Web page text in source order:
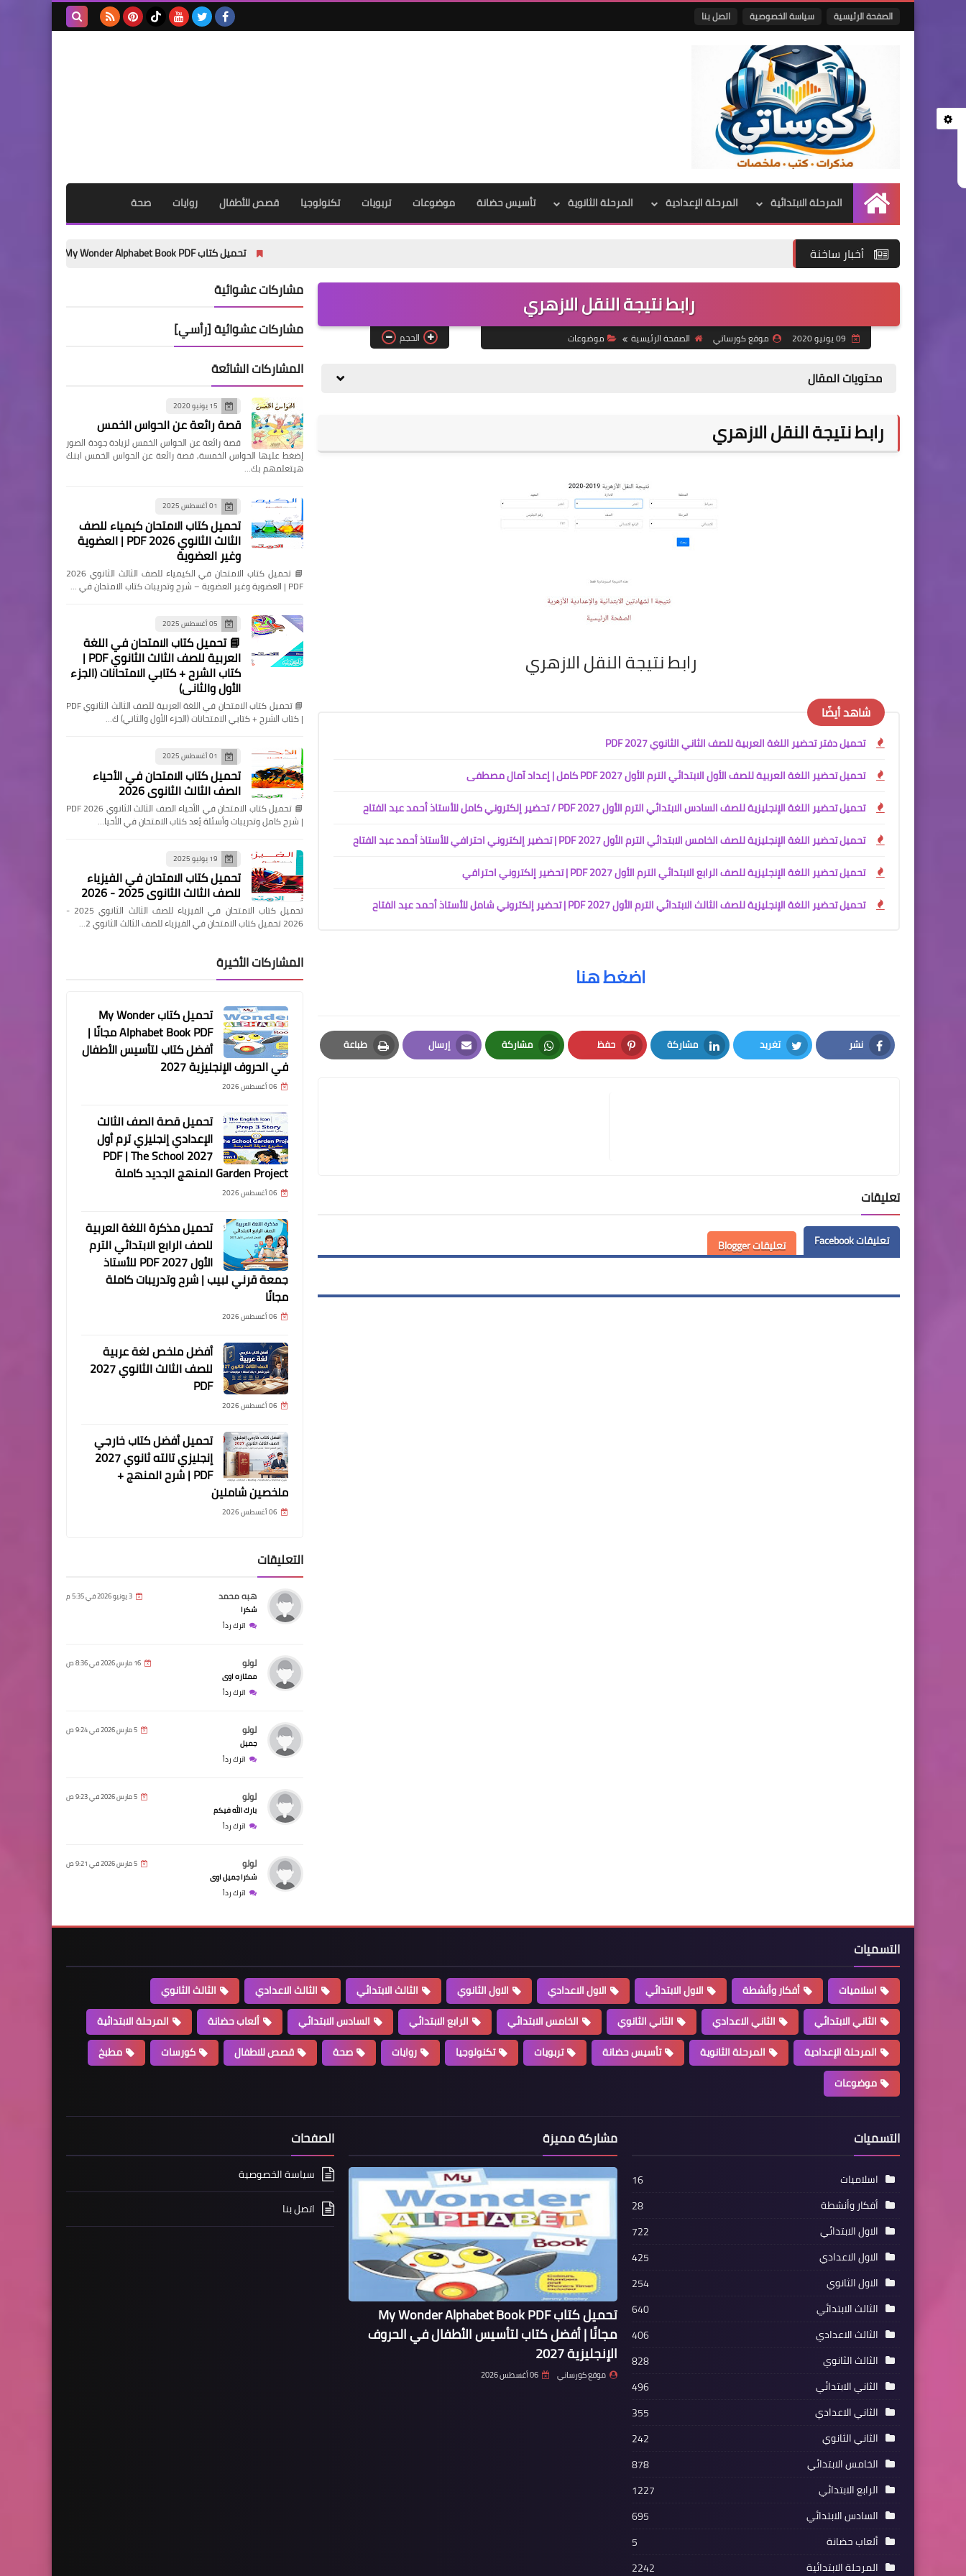
الصفحة الرئيسية سياسة الخصوصية اتصل بنا
الرئيسية
المرحلة الابتدائية المرحلة الإعدادية المرحلة الثانوية تأسيس حضانة موضوعات تربويات تكنولوجيا قصص للأطفال روايات صحة
أخبار ساخنة تحميل كتاب My Wonder Alphabet Book PDF مجانًا | أفضل كتاب لتأسيس الأطفال في الحروف الإنجليزية 2027
رابط نتيجة النقل الازهري
موقع كورساتي الصفحة الرئيسية موضوعات الحجم
محتويات المقال
رابط نتيجة النقل الازهري
رابط نتيجة النقل الازهري
شاهد أيضًا
تحميل دفتر تحضير اللغة العربية للصف الثاني الثانوي PDF 2027
تحميل تحضير اللغة العربية للصف الأول الابتدائي الترم الأول 2027 PDF كامل | إعداد آمال مصطفى
تحميل تحضير اللغة الإنجليزية للصف السادس الابتدائي الترم الأول 2027 PDF / تحضير إلكتروني كامل للأستاذ أحمد عبد الفتاح
تحميل تحضير اللغة الإنجليزية للصف الخامس الابتدائي الترم الأول 2027 PDF | تحضير إلكتروني احترافي للأستاذ أحمد عبد الفتاح
تحميل تحضير اللغة الإنجليزية للصف الرابع الابتدائي الترم الأول 2027 PDF | تحضير إلكتروني احترافي
تحميل تحضير اللغة الإنجليزية للصف الثالث الابتدائي الترم الأول 2027 PDF | تحضير إلكتروني شامل للأستاذ أحمد عبد الفتاح
اضغط هنا
نشر
Facebook
تغريد
Twitter
مشاركة
LinkedIn
حفظ
Pinterest
مشاركة
Whatsapp
إرسال
Email
طباعة
Print
تعليقات
تعليقات Facebook تعليقات Blogger
مشاركات عشوائية
مشاركات عشوائية [رأسي]
المشاركات الشائعة
15 يونيو 2020
قصة رائعة عن الحواس الخمس
قصة رائعة عن الحواس الخمس لزيادة جودة الصور
إضغط عليها الحواس الخمسة, قصة رائعة عن الحواس الخمس ابنك
هيتعلمهم بك…
01 أغسطس 2025
تحميل كتاب الامتحان كيمياء للصف
الثالث الثانوي 2026 PDF | العضوية
وغير العضوية
📘 تحميل كتاب الامتحان في الكيمياء للصف الثالث الثانوي 2026
PDF | العضوية وغير العضوية – شرح وتدريبات كتاب الامتحان في …
05 أغسطس 2025
📘 تحميل كتاب الامتحان في اللغة
العربية للصف الثالث الثانوي PDF |
كتاب الشرح + كتابي الامتحانات (الجزء
الأول والثاني)
📘 تحميل كتاب الامتحان في اللغة العربية للصف الثالث الثانوي PDF
| كتاب الشرح + كتابي الامتحانات (الجزء الأول والثاني) ك…
01 أغسطس 2025
تحميل كتاب الامتحان في الأحياء
الصف الثالث الثانوي 2026
📘 تحميل كتاب الامتحان في الأحياء الصف الثالث الثانوي 2026 PDF
| شرح كامل وتدريبات وأسئلة يُعد كتاب الامتحان في الأحيا…
19 يوليو 2025
تحميل كتاب الامتحان في الفيزياء
للصف الثالث الثانوي 2025 - 2026
تحميل كتاب الامتحان في الفيزياء للصف الثالث الثانوي 2025 -
2026 تحميل كتاب الامتحان في الفيزياء للصف الثالث الثانوي 2…
المشاركات الأخيرة
تحميل كتاب My Wonder
Alphabet Book PDF مجانًا |
أفضل كتاب لتأسيس الأطفال
في الحروف الإنجليزية 2027
06 أغسطس 2026
تحميل قصة الصف الثالث
الإعدادي إنجليزي ترم أول
2027 PDF | The School
Garden Project المنهج الجديد كاملة
06 أغسطس 2026
تحميل مذكرة اللغة العربية
للصف الرابع الابتدائي الترم
الأول 2027 PDF للأستاذ
جمعة قرني لبيب | شرح وتدريبات كاملة
مجانًا
06 أغسطس 2026
أفضل ملخص لغة عربية
للصف الثالث الثانوي 2027
PDF
06 أغسطس 2026
تحميل أفضل كتاب خارجي
إنجليزي تالته ثانوي 2027
PDF | شرح المنهج +
ملخصين شاملين
06 أغسطس 2026
التعليقات
هبه محمد 3 يونيو 2026 في 5:35 م
شكرا
اترك رداً
لولو 16 مارس 2026 في 8:36 ص
ممتازه اوى
اترك رداً
لولو 5 مارس 2026 في 9:24 ص
جميل
اترك رداً
لولو 5 مارس 2026 في 9:23 ص
بارك الله فيكم
اترك رداً
لولو 5 مارس 2026 في 9:21 ص
شكرا جميل اوى
اترك رداً
التسميات
اسلاميات أفكار وأنشطة الاول الابتدائي الاول الاعدادي الاول الثانوي الثالث الابتدائي الثالث الاعدادي
الثالث الثانوي
الثاني الابتدائي
الثاني الاعدادي الثاني الثانوي الخامس الابتدائي الرابع الابتدائي السادس الابتدائي ألعاب حضانة
المرحلة الابتدائية
المرحلة الإعدادية
المرحلة الثانوية تأسيس حضانة تربويات تكنولوجيا روايات صحة قصص للاطفال كورسات
مطبخ
موضوعات
التسميات
اسلاميات
16
أفكار وأنشطة
28
الاول الابتدائي
722
الاول الاعدادي
425
الاول الثانوي
254
الثالث الابتدائي
640
الثالث الاعدادي
406
الثالث الثانوي
828
الثاني الابتدائي
496
الثاني الاعدادي
355
الثاني الثانوي
242
الخامس الابتدائي
878
الرابع الابتدائي
1227
السادس الابتدائي
695
ألعاب حضانة
5
المرحلة الابتدائية
2242
مشاركة مميزة
تحميل كتاب My Wonder Alphabet Book PDF
مجانًا | أفضل كتاب لتأسيس الأطفال في الحروف
الإنجليزية 2027
موقع كورساتي 06 أغسطس 2026
الصفحات
سياسة الخصوصية
اتصل بنا